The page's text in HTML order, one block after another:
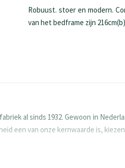
Robuust. stoer en modern.
van het bedframe zijn
al sinds 1932. Gewoon in
een van onze kernwaarde is,
vragen om aandacht en goede